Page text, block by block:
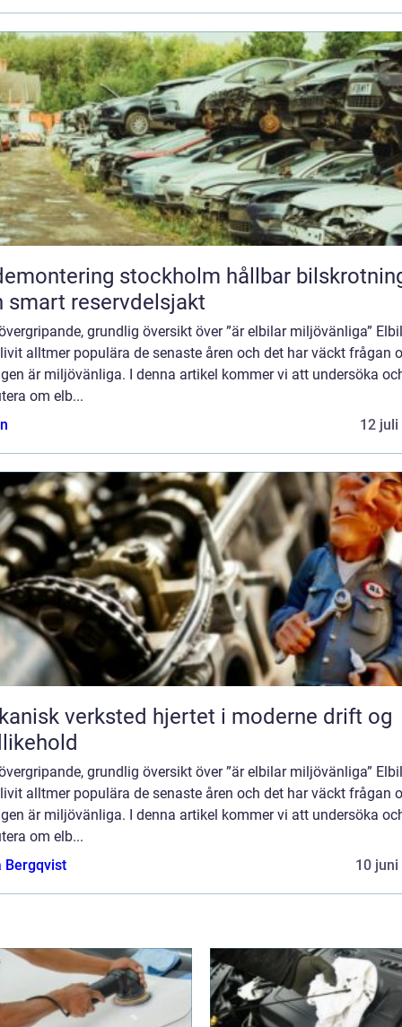
stockholm hållbar bilskrotning
smart reservdelsjakt
grundlig översikt över ”är elbilar miljövänliga”
alltmer populära de senaste åren och det har väckt frågan
är miljövänliga. I denna artikel kommer vi att undersöka
om elb...
12 juli
verksted hjertet i moderne drift og
grundlig översikt över ”är elbilar miljövänliga”
alltmer populära de senaste åren och det har väckt frågan
är miljövänliga. I denna artikel kommer vi att undersöka
om elb...
Bergqvist
10 juni